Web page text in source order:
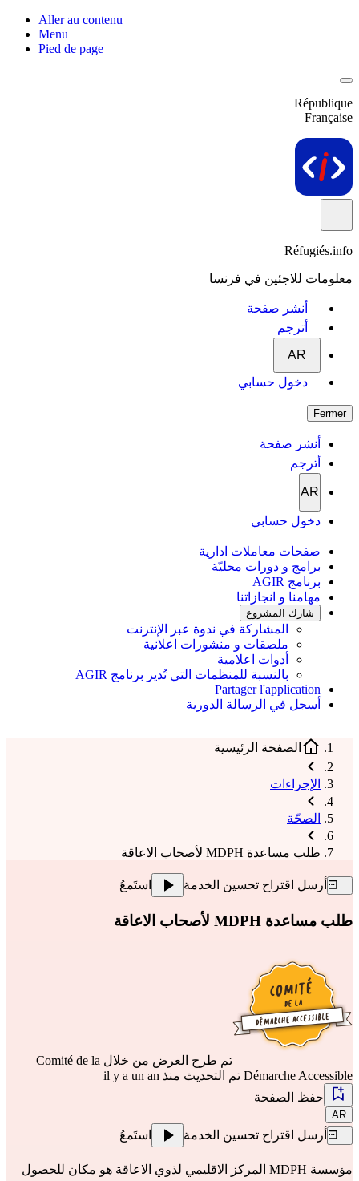
Aller au contenu
Menu
Pied de page
République
Française
Réfugiés.info
معلومات للاجئين في فرنسا
أنشر صفحة
أترجم
AR
دخول حسابي
Fermer
أنشر صفحة
أترجم
AR
دخول حسابي
صفحات معاملات ادارية
برامج و دورات محليّة
برنامج AGIR
مهامنا و انجازاتنا
شارك المشروع
المشاركة في ندوة عبر الإنترنت
ملصقات و منشورات اعلانية
أدوات اعلامية
بالنسبة للمنظمات التي تُدير برنامج AGIR
Partager l'application
أسجل في الرسالة الدورية
الصفحة الرئيسية
الإجراءات
الصحّة
طلب مساعدة MDPH لأصحاب الاعاقة
أرسل اقتراح تحسين الخدمة استَمعُ
طلب مساعدة MDPH لأصحاب الاعاقة
تم طرح العرض من خلال Comité de la
Démarche Accessible تم التحديث منذ il y a un an
حفظ الصفحة
AR
أرسل اقتراح تحسين الخدمة استَمعُ